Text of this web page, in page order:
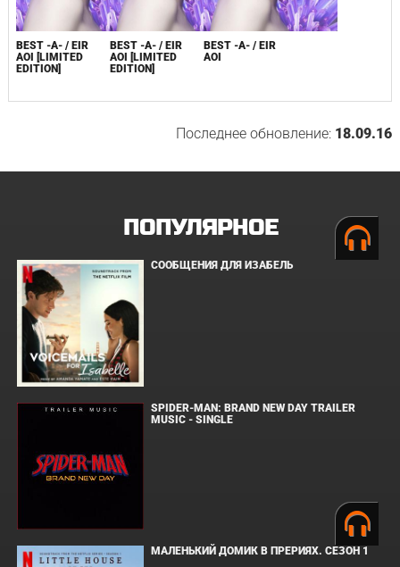
BEST -A- / EIR
AOI [LIMITED
EDITION]
BEST -A- / EIR
AOI [LIMITED
EDITION]
BEST -A- / EIR
AOI
Последнее обновление: 18.09.16
ПОПУЛЯРНОЕ
СООБЩЕНИЯ ДЛЯ ИЗАБЕЛЬ
SPIDER-MAN: BRAND NEW DAY TRAILER
MUSIC - SINGLE
МАЛЕНЬКИЙ ДОМИК В ПРЕРИЯХ. СЕЗОН 1